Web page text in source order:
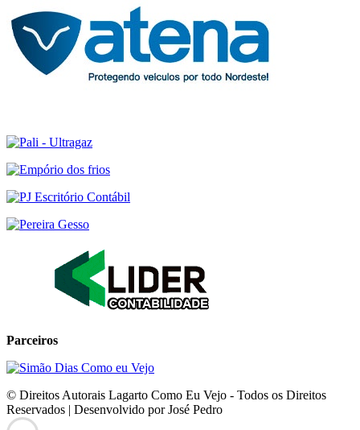
Parceiros
© Direitos Autorais Lagarto Como Eu Vejo - Todos os Direitos
Reservados | Desenvolvido por José Pedro